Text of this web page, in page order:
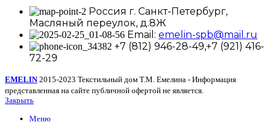
Россия г. Санкт-Петербург,
Масляный переулок, д.8Ж
Email: emelin-spb@mail.ru
+7 (812) 946-28-49,+7 (921) 416-
72-29
EMELIN 2015-2023 Текстильный дом Т.М. Емелина - Информация
представленная на сайте публичной офертой не является.
Закрыть
Меню